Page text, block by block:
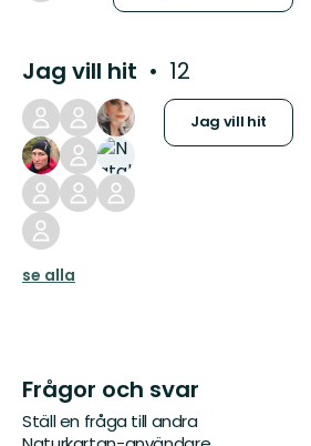
Jag vill hit 12
Jag vill hit
se alla
Frågor och svar
Ställ en fråga till andra